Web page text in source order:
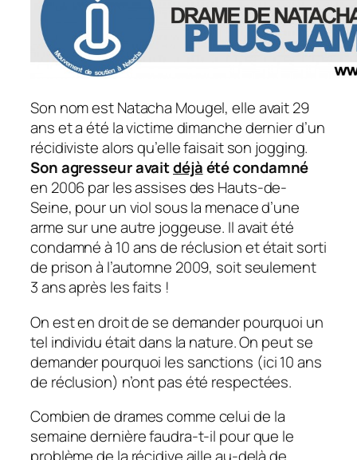
Son nom est Natacha Mougel, elle avait 29
ans et a été la victime dimanche dernier d’un
récidiviste alors qu’elle faisait son jogging.
Son agresseur avaitdéjàété condamné
en 2006 par les assises des Hauts-de-
Seine, pour un viol sous la menace d’une
arme sur une autre joggeuse. Il avait été
condamné à 10 ans de réclusion et était sorti
de prison à l’automne 2009, soit seulement
3 ans après les faits !
On est en droit de se demander pourquoi un
tel individu était dans la nature. On peut se
demander pourquoi les sanctions (ici 10 ans
de réclusion) n’ont pas été respectées.
Combien de drames comme celui de la
semaine dernière faudra-t-il pour que le